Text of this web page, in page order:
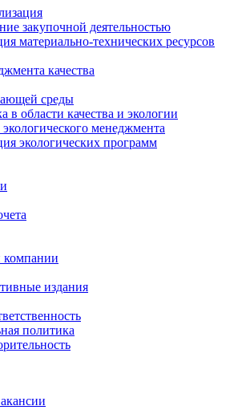
закупочной деятельностью
материально-технических ресурсов
качества
среды
в области качества и экологии
менеджмента
экологических программ
компании
издания
политика